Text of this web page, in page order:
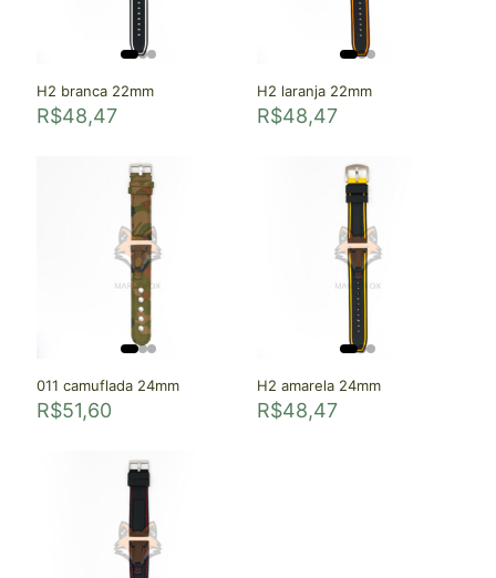
H2 branca 22mm
R$48,47
H2 laranja 22mm
R$48,47
011 camuflada 24mm
R$51,60
H2 amarela 24mm
R$48,47